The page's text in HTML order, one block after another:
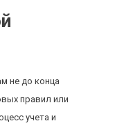
не до конца
правил или
учета и